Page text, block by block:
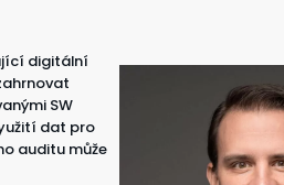
digitální
SW
dat pro
auditu může